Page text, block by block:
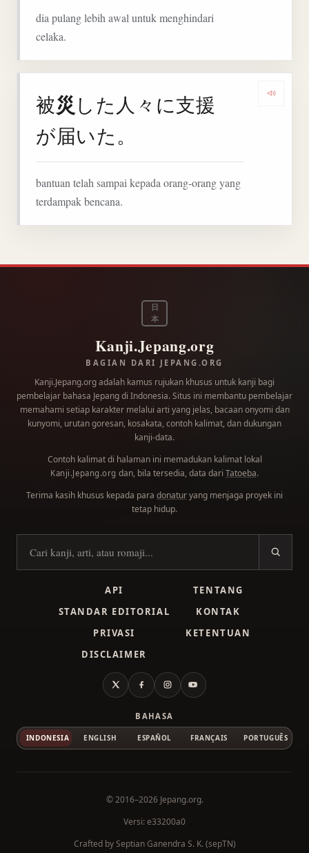
dia pulang lebih awal untuk menghindari
celaka.
被災した人々に支援
が届いた。
bantuan telah sampai kepada orang-orang yang
terdampak bencana.
日
本
Kanji.Jepang.org
BAGIAN DARI JEPANG.ORG
Kanji.Jepang.org adalah kamus rujukan khusus untuk kanji bagi
pembelajar bahasa Jepang di Indonesia. Situs ini membantu pembelajar
memahami setiap karakter melalui arti yang jelas, bacaan onyomi dan
kunyomi, urutan goresan, kosakata, contoh kalimat, dan dukungan
kanji-data.
Contoh kalimat di halaman ini memadukan kalimat lokal
Kanji.Jepang.org dan, bila tersedia, data dari Tatoeba.
Terima kasih khusus kepada para donaturyang menjaga proyek ini
tetap hidup.
Cari kanji
API
TENTANG
STANDAR EDITORIAL
KONTAK
PRIVASI
KETENTUAN
DISCLAIMER
X FacebookInstagramYouTube
BAHASA
INDONESIA ENGLISH ESPAÑOL FRANÇAIS PORTUGUÊS
© 2016–2026 Jepang.org.
Versi: e33200a0
Crafted bySeptian Ganendra S. K. (sepTN)